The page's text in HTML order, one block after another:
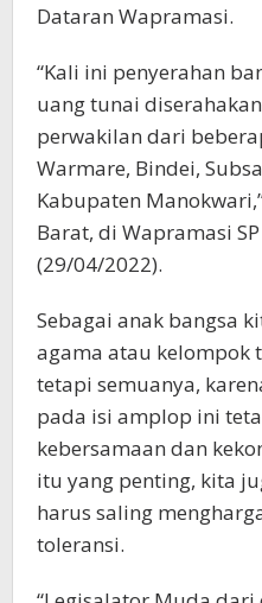
Dataran Wapramasi.
“Kali ini penyerahan
uang tunai
perwakilan dari
Warmare, Bindei,
Kabupaten
Barat, di Wapramasi
(29/04/2022).
Sebagai anak bangsa
agama atau kelompok
tetapi semuanya,
pada isi amplop ini
kebersamaan dan
itu yang penting, kita
harus saling
toleransi.